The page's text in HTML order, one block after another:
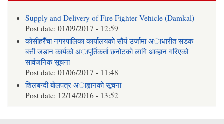
Supply and Delivery of Fire Fighter Vehicle (Damkal)
Post date:01/09/2017 - 12:59
कोसीहरैँचा नगरपालिका कार्यालयको सौर्य उर्जामा अाधारीत सडक
बत्ती जडान कार्यको अापूर्तिकर्ता छनोटको लागि आव्हान गरिएको
सार्वजनिक सूचना
Post date:01/06/2017 - 11:48
शिलबन्दी बोलपत्र अाह्वानकाे सूचना
Post date: 12/14/2016 - 13:52